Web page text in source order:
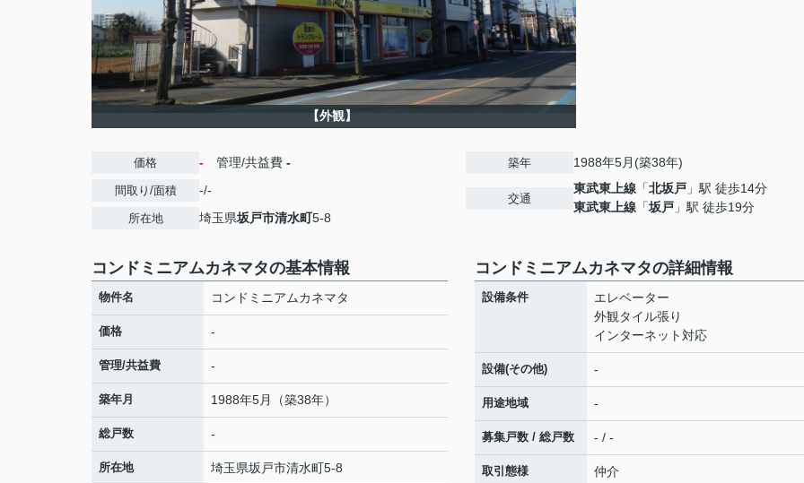
【外観】
価格 - 管理/共益費 -
間取り/面積 -/-
所在地 埼玉県坂戸市清水町5-8
築年 1988年5月(築38年)
交通
東武東上線 「北坂戸 」駅 徒歩14分
東武東上線 「坂戸 」駅 徒歩19分
コンドミニアムカネマタの基本情報
物件名 コンドミニアムカネマタ
価格 -
管理/共益費 -
築年月 1988年5月（築38年）
総戸数 -
所在地 埼玉県坂戸市清水町5-8
コンドミニアムカネマタの詳細情報
設備条件
エレベーター
外観タイル張り
インターネット対応
設備(その他) -
用途地域 -
募集戸数 / 総戸数 - / -
取引態様 仲介